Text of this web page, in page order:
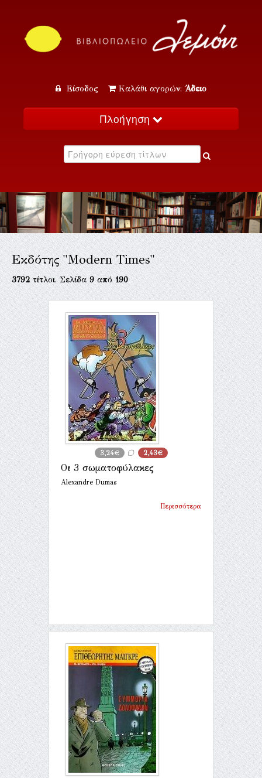
Είσοδος Καλάθι αγορών: Άδειο
Πλοήγηση
Κατάλογος
Εκδηλώσεις
Επικοινωνία
Εκδότης "Modern Times"
3792τίτλοι. Σελίδα 9από190
3,24€ 2,43€
Οι 3 σωματοφύλακες
Alexandre Dumas
Περισσότερα